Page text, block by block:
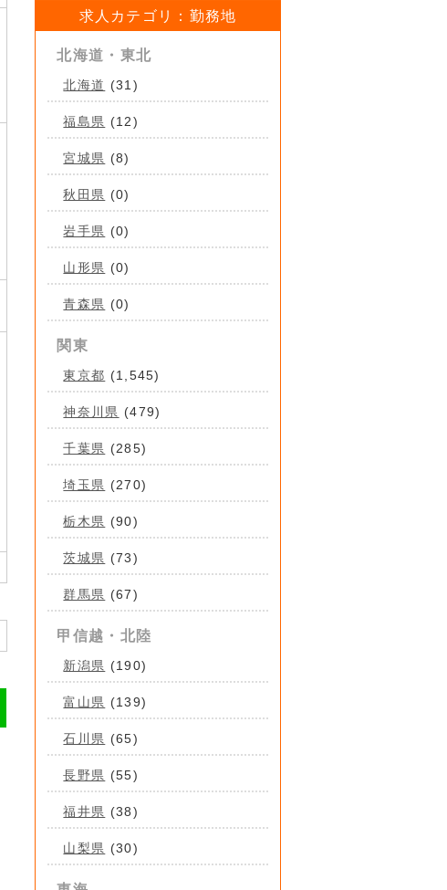
求人カテゴリ：勤務地
北海道・東北
北海道 (31)
福島県 (12)
宮城県 (8)
秋田県 (0)
岩手県 (0)
山形県 (0)
青森県 (0)
関東
東京都 (1,545)
神奈川県 (479)
千葉県 (285)
埼玉県 (270)
栃木県 (90)
茨城県 (73)
群馬県 (67)
甲信越・北陸
新潟県 (190)
富山県 (139)
石川県 (65)
長野県 (55)
福井県 (38)
山梨県 (30)